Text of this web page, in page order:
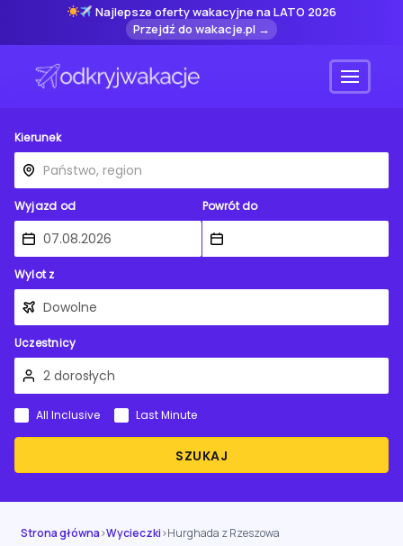
Najlepsze oferty wakacyjne na LATO 2026
Przejdź do wakacje.pl →
Menu
Kierunek
Wyjazd od Powrót do
Wylot z
Uczestnicy
SZUKAJ
All Inclusive Last Minute
Strona główna›Wycieczki›Hurghada z Rzeszowa